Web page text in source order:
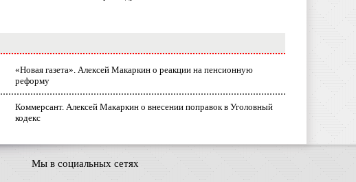
«Новая газета». Алексей Макаркин о реакции на пенсионную
реформу
Коммерсант. Алексей Макаркин о внесении поправок в Уголовный
кодекс
Мы в социальных сетях